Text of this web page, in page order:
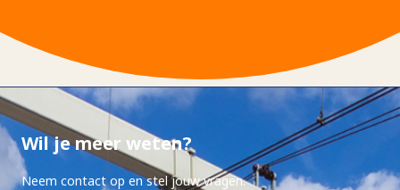
Wil je meer weten?
Neem contact op en stel jouw vragen.